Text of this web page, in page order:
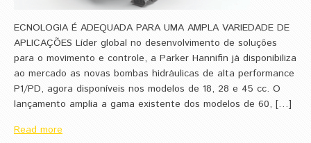
ECNOLOGIA É ADEQUADA PARA UMA AMPLA VARIEDADE DE
APLICAÇÕES Líder global no desenvolvimento de soluções
para o movimento e controle, a Parker Hannifin já disponibiliza
ao mercado as novas bombas hidráulicas de alta performance
P1/PD, agora disponíveis nos modelos de 18, 28 e 45 cc. O
lançamento amplia a gama existente dos modelos de 60, […]
Read more